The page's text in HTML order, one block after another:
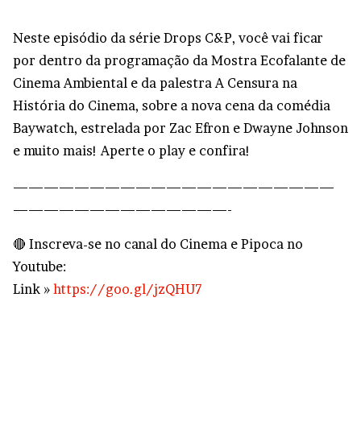
Neste episódio da série Drops C&P, você vai ficar
por dentro da programação da Mostra Ecofalante de
Cinema Ambiental e da palestra A Censura na
História do Cinema, sobre a nova cena da comédia
Baywatch, estrelada por Zac Efron e Dwayne Johnson
e muito mais! Aperte o play e confira!
—————————————————————
——————————————-
🔴 Inscreva-se no canal do Cinema e Pipoca no
Youtube:
Link » https://goo.gl/jzQHU7